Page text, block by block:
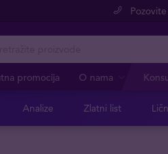
promocija O nama
Analize Zlatni list